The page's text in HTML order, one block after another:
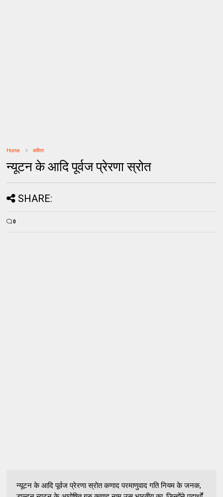
Home कविता
न्यूटन के आदि पूर्वज प्रेरणा स्रोत
SHARE:
0
न्यूटन के आदि पूर्वज प्रेरणा स्रोत कणाद परमाणुवाद गति नियम के जनक,